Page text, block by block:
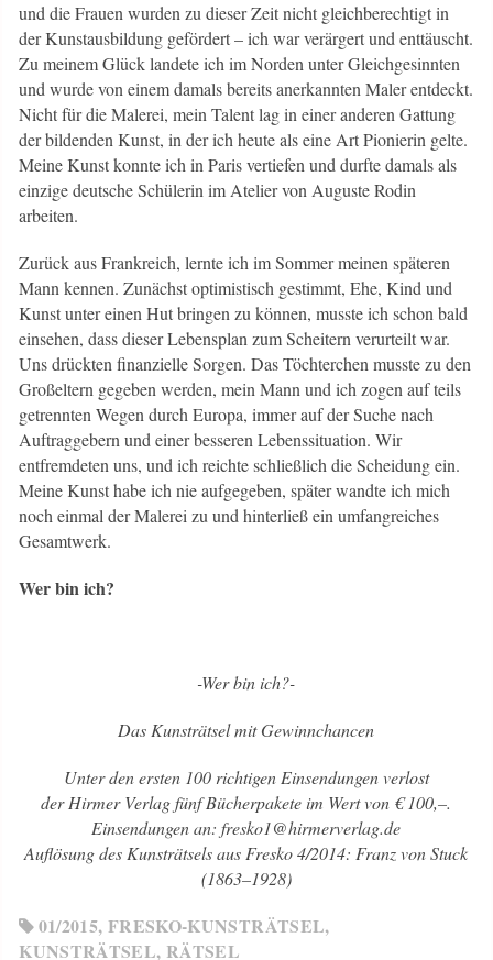
und die Frauen wurden zu dieser Zeit nicht gleichberechtigt in
der Kunstausbildung gefördert – ich war verärgert und enttäuscht.
Zu meinem Glück landete ich im Norden unter Gleichgesinnten
und wurde von einem damals bereits anerkannten Maler entdeckt.
Nicht für die Malerei, mein Talent lag in einer anderen Gattung
der bildenden Kunst, in der ich heute als eine Art Pionierin gelte.
Meine Kunst konnte ich in Paris vertiefen und durfte damals als
einzige deutsche Schülerin im Atelier von Auguste Rodin
arbeiten.
Zurück aus Frankreich, lernte ich im Sommer meinen späteren
Mann kennen. Zunächst optimistisch gestimmt, Ehe, Kind und
Kunst unter einen Hut bringen zu können, musste ich schon bald
einsehen, dass dieser Lebensplan zum Scheitern verurteilt war.
Uns drückten finanzielle Sorgen. Das Töchterchen musste zu den
Großeltern gegeben werden, mein Mann und ich zogen auf teils
getrennten Wegen durch Europa, immer auf der Suche nach
Auftraggebern und einer besseren Lebenssituation. Wir
entfremdeten uns, und ich reichte schließlich die Scheidung ein.
Meine Kunst habe ich nie aufgegeben, später wandte ich mich
noch einmal der Malerei zu und hinterließ ein umfangreiches
Gesamtwerk.
Wer bin ich?
-Wer bin ich?-
Das Kunsträtsel mit Gewinnchancen
Unter den ersten 100 richtigen Einsendungen verlost
der Hirmer Verlag fünf Bücherpakete im Wert von € 100,–.
Einsendungen an: fresko1@hirmerverlag.de
Auflösung des Kunsträtsels aus Fresko 4/2014: Franz von Stuck
(1863–1928)
01/2015, FRESKO-KUNSTRÄTSEL,
KUNSTRÄTSEL, RÄTSEL